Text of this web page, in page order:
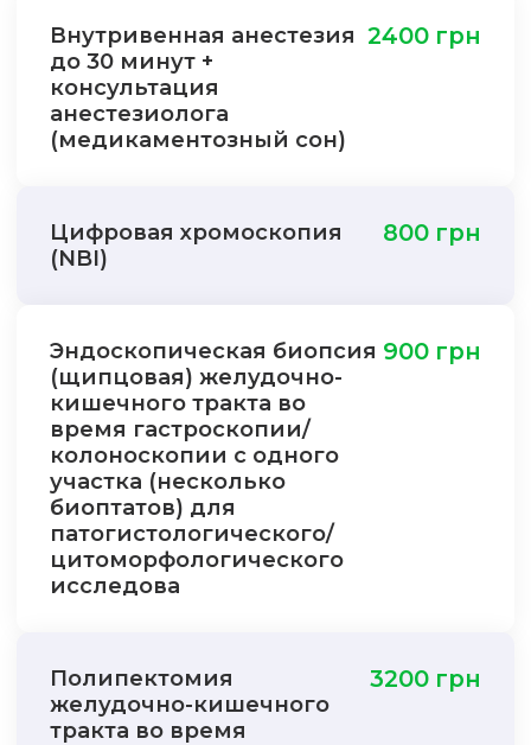
Внутривенная анестезия
до 30 минут +
консультация
анестезиолога
(медикаментозный сон)
2400 грн
Цифровая хромоскопия
(NBI)
800 грн
Эндоскопическая биопсия
(щипцовая) желудочно-
кишечного тракта во
время гастроскопии/
колоноскопии с одного
участка (несколько
биоптатов) для
патогистологического/
цитоморфологического
исследова
900 грн
Полипектомия
желудочно-кишечного
тракта во время
3200 грн